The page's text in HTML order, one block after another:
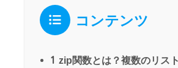
コンテンツ
1 zip関数とは？複数のリス